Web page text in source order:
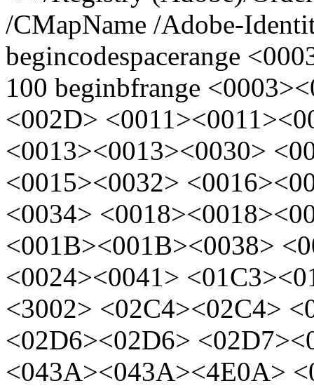
/CMapName /Adobe-
begincodespacerange
100 beginbfrange
<002D>
<0013><0013><0030>
<0015><0032>
<0034>
<001B><001B><0038>
<0024><0041>
<3002> <02C4><02C4>
<02D6><02D6>
<043A><043A><4E0A>